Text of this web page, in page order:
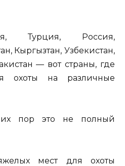
Турция, Россия,
Кыргызтан, Узбекистан,
— вот страны, где
охоты на различные
пор это не полный
мест для охоты